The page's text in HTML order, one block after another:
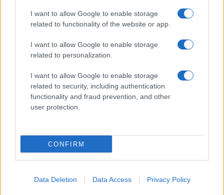
I want to allow Google to enable storage
related to functionality of the website or app.
I want to allow Google to enable storage
related to personalization.
I want to allow Google to enable storage
related to security, including authentication
functionality and fraud prevention, and other
user protection.
CONFIRM
Data Deletion Data Access Privacy Policy
Sei già abbonato?
Puoi effettuare l'accesso andando nella
sezioneLogindal menù del sito o
TEMI: Angelo Borrelli
Donatella Spano
Giuseppe Bianco
Inviaci le tue segnalazioni,
i tuoi video e le tue foto
Su WhatsApp al numero +39
345 356 7512